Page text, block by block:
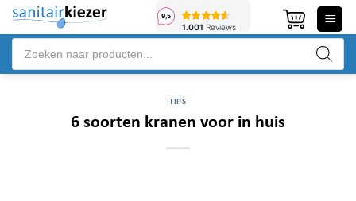
Ga
inhoud
Producten
zoeken
TIPS
6 soorten kranen voor in huis